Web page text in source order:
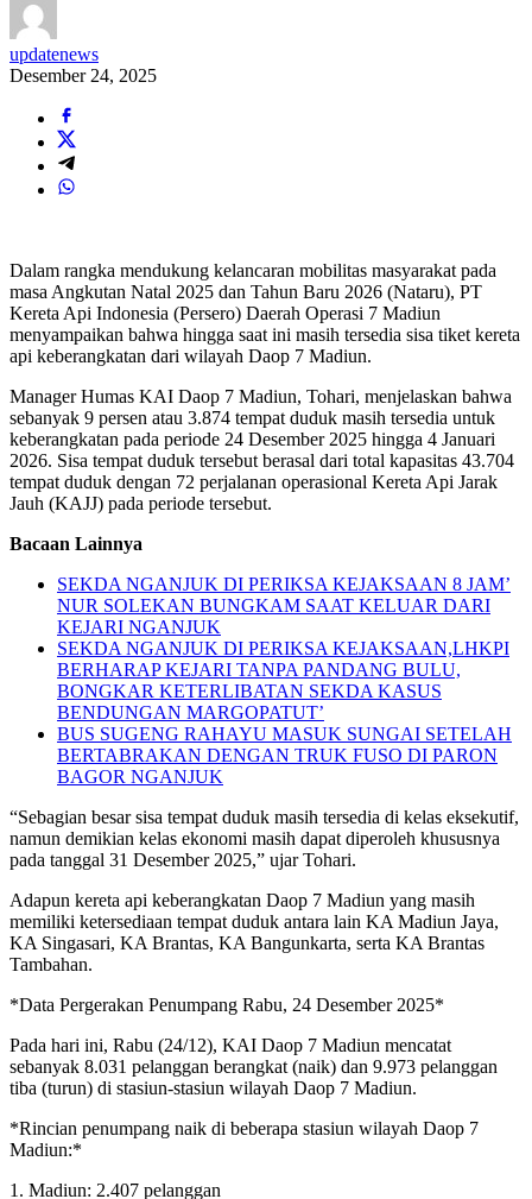
updatenews
Desember 24, 2025
Dalam rangka mendukung kelancaran mobilitas masyarakat pada
masa Angkutan Natal 2025 dan Tahun Baru 2026 (Nataru), PT
Kereta Api Indonesia (Persero) Daerah Operasi 7 Madiun
menyampaikan bahwa hingga saat ini masih tersedia sisa tiket kereta
api keberangkatan dari wilayah Daop 7 Madiun.
Manager Humas KAI Daop 7 Madiun, Tohari, menjelaskan bahwa
sebanyak 9 persen atau 3.874 tempat duduk masih tersedia untuk
keberangkatan pada periode 24 Desember 2025 hingga 4 Januari
2026. Sisa tempat duduk tersebut berasal dari total kapasitas 43.704
tempat duduk dengan 72 perjalanan operasional Kereta Api Jarak
Jauh (KAJJ) pada periode tersebut.
Bacaan Lainnya
SEKDA NGANJUK DI PERIKSA KEJAKSAAN 8 JAM’
NUR SOLEKAN BUNGKAM SAAT KELUAR DARI
KEJARI NGANJUK
SEKDA NGANJUK DI PERIKSA KEJAKSAAN,LHKPI
BERHARAP KEJARI TANPA PANDANG BULU,
BONGKAR KETERLIBATAN SEKDA KASUS
BENDUNGAN MARGOPATUT’
BUS SUGENG RAHAYU MASUK SUNGAI SETELAH
BERTABRAKAN DENGAN TRUK FUSO DI PARON
BAGOR NGANJUK
“Sebagian besar sisa tempat duduk masih tersedia di kelas eksekutif,
namun demikian kelas ekonomi masih dapat diperoleh khususnya
pada tanggal 31 Desember 2025,” ujar Tohari.
Adapun kereta api keberangkatan Daop 7 Madiun yang masih
memiliki ketersediaan tempat duduk antara lain KA Madiun Jaya,
KA Singasari, KA Brantas, KA Bangunkarta, serta KA Brantas
Tambahan.
*Data Pergerakan Penumpang Rabu, 24 Desember 2025*
Pada hari ini, Rabu (24/12), KAI Daop 7 Madiun mencatat
sebanyak 8.031 pelanggan berangkat (naik) dan 9.973 pelanggan
tiba (turun) di stasiun-stasiun wilayah Daop 7 Madiun.
*Rincian penumpang naik di beberapa stasiun wilayah Daop 7
Madiun:*
1. Madiun: 2.407 pelanggan